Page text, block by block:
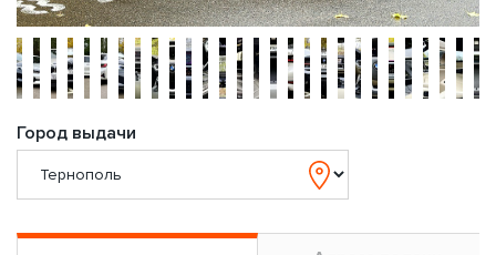
Город выдачи